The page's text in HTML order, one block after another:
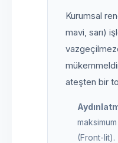
Kurumsal
mavi, sarı)
ateşten bir
maksimum
(Front-lit).